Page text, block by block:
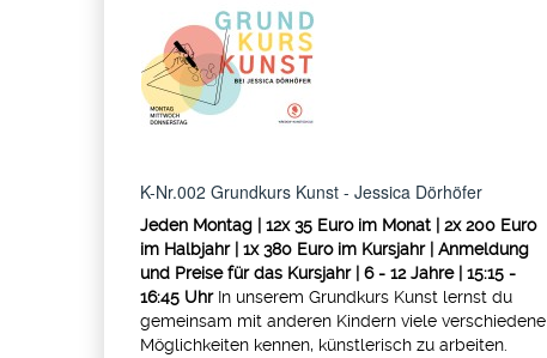
K-Nr.002 Grundkurs Kunst - Jessica Dörhöfer
Jeden Montag | 12x 35 Euro im Monat | 2x 200 Euro
im Halbjahr | 1x 380 Euro im Kursjahr | Anmeldung
und Preise für das Kursjahr | 6 - 12 Jahre | 15:15 -
16:45 UhrIn unserem Grundkurs Kunst lernst du
gemeinsam mit anderen Kindern viele verschiedene
Möglichkeiten kennen, künstlerisch zu arbeiten.